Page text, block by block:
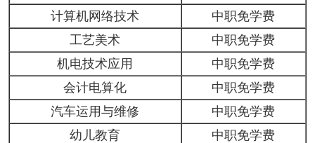
计算机网络技术
中职免学费
工艺美术
中职免学费
机电技术应用
中职免学费
会计电算化
中职免学费
汽车运用与维修
中职免学费
幼儿教育
中职免学费